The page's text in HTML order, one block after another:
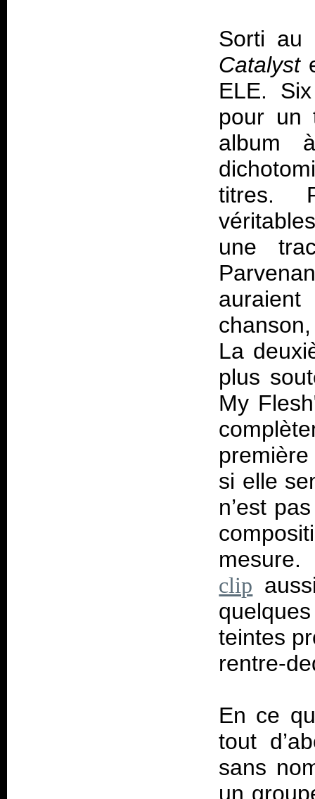
Sorti au
Catalyst
ELE.
pour un
album
titres.
une
La
plus
My
si elle
n’est
clip
teintes
rentre-
En ce
tout
sans
un